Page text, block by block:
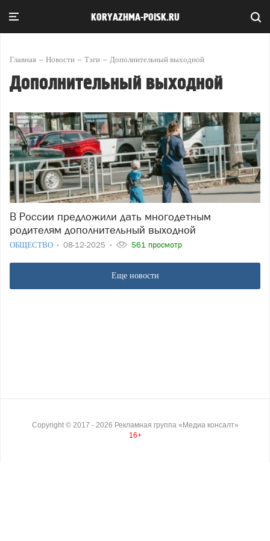
KORYAZHMA-POISK.RU
Главная Новости Тэги Дополнительный выходной
Дополнительный выходной
В России предложили дать многодетным
родителям дополнительный выходной
ОБЩЕСТВО 08-12-2025 561 просмотр
Еще новости
Copyright © 2017 - 2026 Рекламная группа «Медиа консалт»
16+